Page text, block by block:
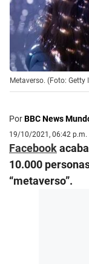
Metaverso. (Foto: Getty
PorBBC News
19/10/2021, 06:42 p.m.
Facebook
10.000
“metaverso”.